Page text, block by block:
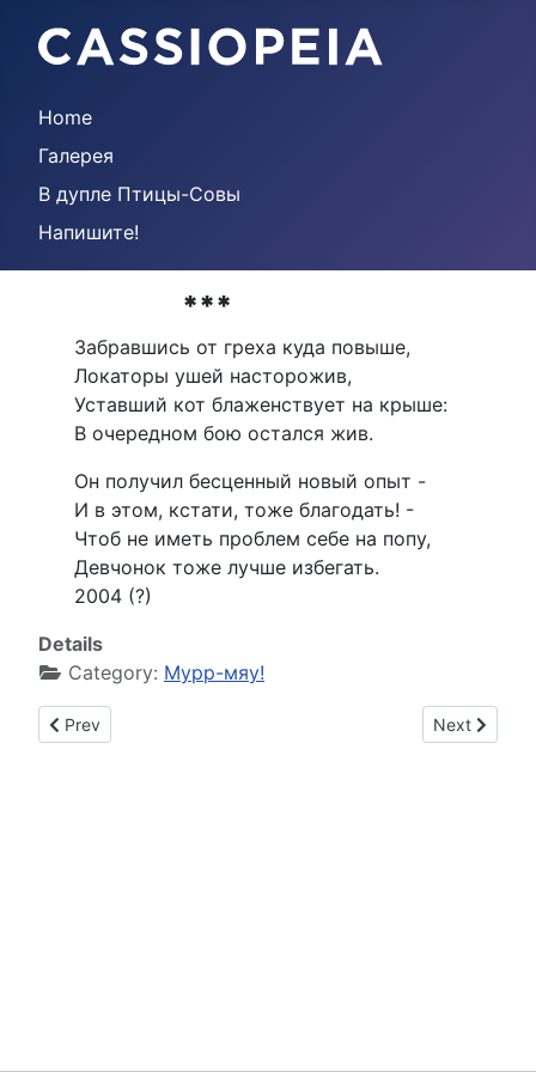
Home
Галерея
В дупле Птицы-Совы
Напишите!
***
Забравшись от греха куда повыше,
Локаторы ушей насторожив,
Уставший кот блаженствует на крыше:
В очередном бою остался жив.
Он получил бесценный новый опыт -
И в этом, кстати, тоже благодать! -
Чтоб не иметь проблем себе на попу,
Девчонок тоже лучше избегать.
2004 (?)
Details
Category: Мурр-мяу!
Previous article: Первая встреча
Prev Next article:
Next